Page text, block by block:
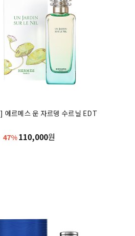
에르메스 운 자르뎅 수르닐 EDT
47% 110,000원